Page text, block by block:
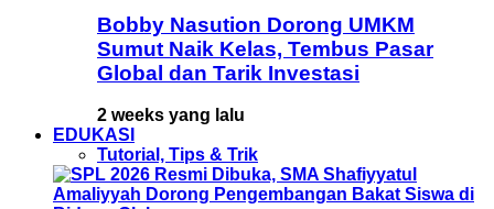
Bobby Nasution Dorong UMKM
Sumut Naik Kelas, Tembus Pasar
Global dan Tarik Investasi
2 weeks yang lalu
EDUKASI
Tutorial, Tips & Trik